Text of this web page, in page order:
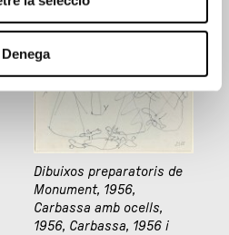
Denega
Dibuixos preparatoris de
Monument, 1956,
Carbassa amb ocells,
1956, Carbassa, 1956 i